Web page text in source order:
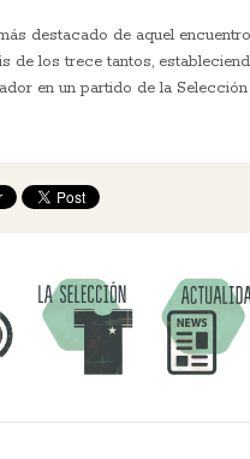
destacado de aquel
de los trece tantos,
en un partido de la